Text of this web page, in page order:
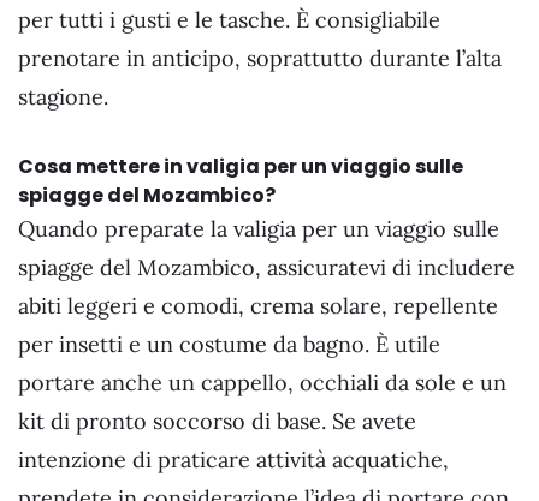
per tutti i gusti e le tasche. È consigliabile
prenotare in anticipo, soprattutto durante l’alta
stagione.
Cosa mettere in valigia per un viaggio sulle
spiagge del Mozambico?
Quando preparate la valigia per un viaggio sulle
spiagge del Mozambico, assicuratevi di includere
abiti leggeri e comodi, crema solare, repellente
per insetti e un costume da bagno. È utile
portare anche un cappello, occhiali da sole e un
kit di pronto soccorso di base. Se avete
intenzione di praticare attività acquatiche,